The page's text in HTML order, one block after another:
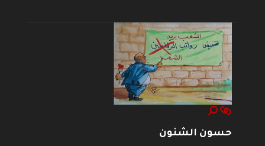
حسون الشنون